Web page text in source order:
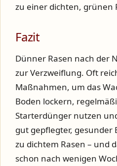
zu einer dichten, grünen
Fazit
Dünner Rasen nach der
zur Verzweiflung. Oft
Maßnahmen, um das
Boden lockern,
Starterdünger nutzen
gut gepflegter, gesunder
zu dichtem Rasen – und
schon nach wenigen